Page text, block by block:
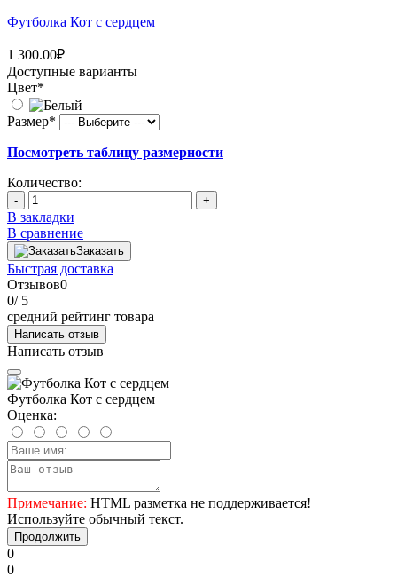
Футболка Кот с сердцем
1 300.00₽
Доступные варианты
Цвет*
Размер*
Посмотреть таблицу размерности
Количество:
- +
В закладки
В сравнение
Заказать
Быстрая доставка
Отзывов0
0/ 5
средний рейтинг товара
Написать отзыв
Написать отзыв
Футболка Кот с сердцем
Оценка:
Примечание: HTML разметка не поддерживается!
Используйте обычный текст.
Продолжить
0
0